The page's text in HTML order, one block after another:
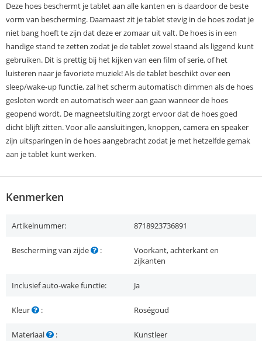
Deze hoes beschermt je tablet aan alle kanten en is daardoor de beste
vorm van bescherming. Daarnaast zit je tablet stevig in de hoes zodat je
niet bang hoeft te zijn dat deze er zomaar uit valt. De hoes is in een
handige stand te zetten zodat je de tablet zowel staand als liggend kunt
gebruiken. Dit is prettig bij het kijken van een film of serie, of het
luisteren naar je favoriete muziek! Als de tablet beschikt over een
sleep/wake-up functie, zal het scherm automatisch dimmen als de hoes
gesloten wordt en automatisch weer aan gaan wanneer de hoes
geopend wordt. De magneetsluiting zorgt ervoor dat de hoes goed
dicht blijft zitten. Voor alle aansluitingen, knoppen, camera en speaker
zijn uitsparingen in de hoes aangebracht zodat je met hetzelfde gemak
aan je tablet kunt werken.
Kenmerken
Artikelnummer: 8718923736891
Bescherming van zijde :
Voorkant, achterkant en
zijkanten
Inclusief auto-wake functie: Ja
Kleur : Roségoud
Materiaal : Kunstleer